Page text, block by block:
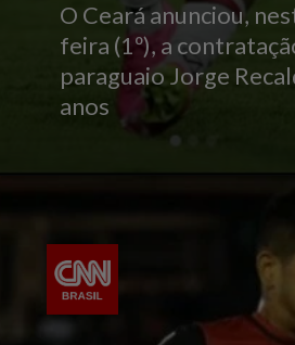
O Ceará anunciou,
feira (1º), a
paraguaio Jorge
anos